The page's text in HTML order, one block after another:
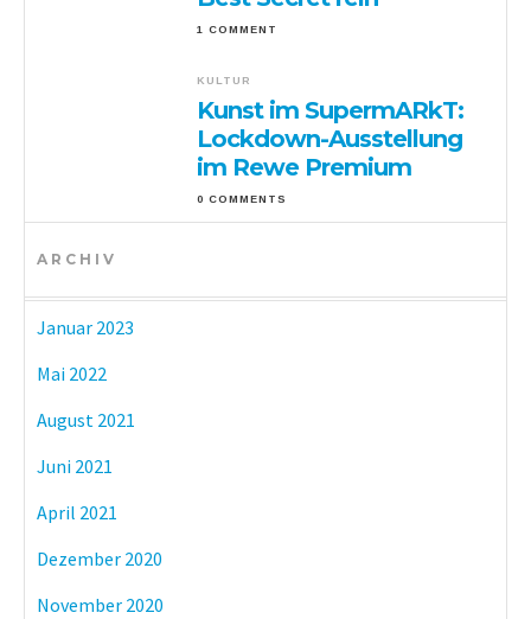
1 COMMENT
KULTUR
Kunst im SupermARkT:
Lockdown-Ausstellung
im Rewe Premium
0 COMMENTS
ARCHIV
Januar 2023
Mai 2022
August 2021
Juni 2021
April 2021
Dezember 2020
November 2020